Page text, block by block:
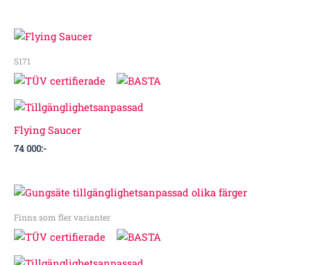
S171
Flying Saucer
74 000:-
Finns som fler varianter